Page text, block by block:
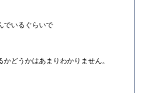
でいるぐらいで
どうかはあまりわかりません。